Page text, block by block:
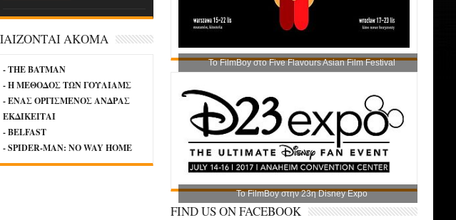
Το FilmBoy στο Five Flavours Asian Film Festival
Το FilmBoy στην 23η Disney Expo
FIND US ON FACEBOOK
ΑΚΟΜΑ
- THE BATMAN
- Η ΜΕΘΟΔΟΣ ΤΩΝ ΓΟΥΛΙΑΜΣ
- ΕΝΑΣ ΟΡΓΙΣΜΕΝΟΣ ΑΝΔΡΑΣ
ΕΚΔΙΚΕΙΤΑΙ
- BELFAST
- SPIDER-MAN: NO WAY HOME